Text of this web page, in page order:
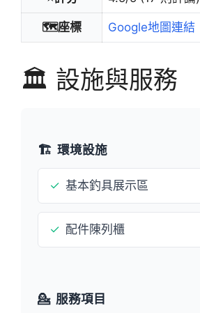
🗺️座標 Google地圖連結
🏛️ 設施與服務
🏗️ 環境設施
✓ 基本釣具展示區
✓ 配件陳列櫃
💁 服務項目